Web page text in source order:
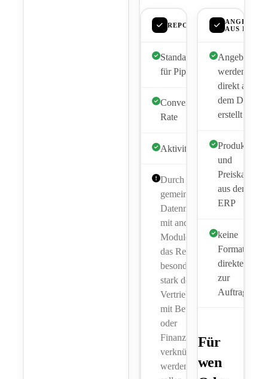
REPORTING
Standardreports
für Pipeline
Conversion
Rate
Aktivitäten
Durch das
gemeinsame
Datenmodell
mit anderen
Modulen ist
das Reporting
besonders
stark dort, wo
Vertriebsdaten
mit Betriebs-
oder
Finanzdaten
verknüpft
werden
AUS DEM
Angebote
werden
direkt aus
dem Deal
erstellt
Produkt-
und
Preiskatalog
aus dem
ERP
keine
direkter
zur
Für
wen